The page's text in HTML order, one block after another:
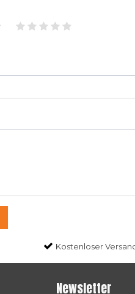
Kostenloser
Newsletter